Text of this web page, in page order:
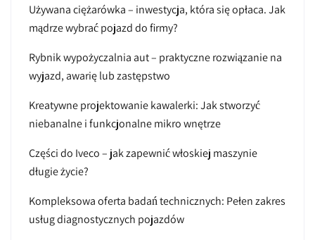
Używana ciężarówka – inwestycja, która się opłaca. Jak
mądrze wybrać pojazd do firmy?
Rybnik wypożyczalnia aut – praktyczne rozwiązanie na
wyjazd, awarię lub zastępstwo
Kreatywne projektowanie kawalerki: Jak stworzyć
niebanalne i funkcjonalne mikro wnętrze
Części do Iveco – jak zapewnić włoskiej maszynie
długie życie?
Kompleksowa oferta badań technicznych: Pełen zakres
usług diagnostycznych pojazdów